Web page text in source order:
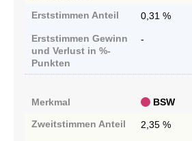
Erststimmen Anteil 0,31 %
Erststimmen Gewinn
und Verlust in %-
Punkten
-
Merkmal
BSW
Zweitstimmen Anteil 2,35 %